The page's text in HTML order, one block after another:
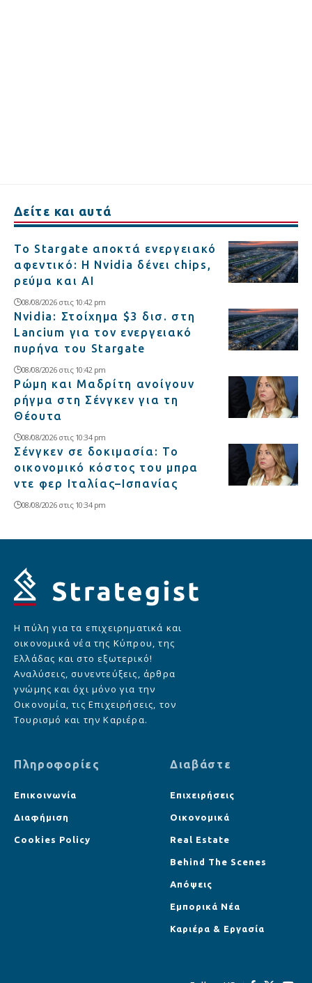
Δείτε και αυτά
Το Stargate αποκτά ενεργειακό
αφεντικό: Η Nvidia δένει chips,
ρεύμα και AI
08/08/2026 στις 10:42 pm
Nvidia: Στοίχημα $3 δισ. στη
Lancium για τον ενεργειακό
πυρήνα του Stargate
08/08/2026 στις 10:42 pm
Ρώμη και Μαδρίτη ανοίγουν
ρήγμα στη Σένγκεν για τη
Θέουτα
08/08/2026 στις 10:34 pm
Σένγκεν σε δοκιμασία: Το
οικονομικό κόστος του μπρα
ντε φερ Ιταλίας–Ισπανίας
08/08/2026 στις 10:34 pm
Η πύλη για τα επιχειρηματικά και
οικονομικά νέα της Κύπρου, της
Ελλάδας και στο εξωτερικό!
Αναλύσεις, συνεντεύξεις, άρθρα
γνώμης και όχι μόνο για την
Οικονομία, τις Επιχειρήσεις, τον
Τουρισμό και την Καριέρα.
Πληροφορίες
Επικοινωνία
Διαφήμιση
Cookies Policy
Διαβάστε
Επιχειρήσεις
Οικονομικά
Real Estate
Behind The Scenes
Απόψεις
Εμπορικά Νέα
Καριέρα & Εργασία